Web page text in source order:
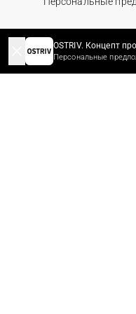
OSTRIV. Концепт
Персональные